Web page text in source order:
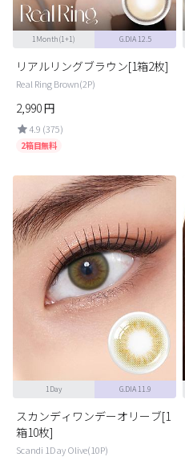
1Month(1+1) G.DIA 12.5
リアルリングブラウン[1箱2枚]
Real Ring Brown(2P)
2,990円
4.9 (375)
2箱目無料
1Day G.DIA 11.9
スカンディワンデーオリーブ[1
箱10枚]
Scandi 1Day Olive(10P)